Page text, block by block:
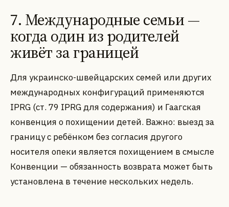
7. Международные семьи —
когда один из родителей
живёт за границей
Для украинско-швейцарских семей или других
международных конфигураций применяются
IPRG (ст. 79 IPRG для содержания) и Гаагская
конвенция о похищении детей. Важно: выезд за
границу с ребёнком без согласия другого
носителя опеки является похищением в смысле
Конвенции — обязанность возврата может быть
установлена в течение нескольких недель.